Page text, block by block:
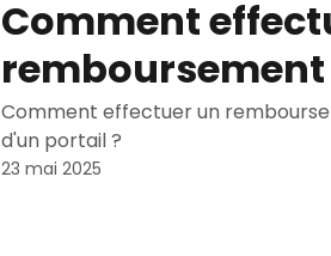
Comment
remboursement
Comment effectuer un
d'un portail ?
23 mai 2025